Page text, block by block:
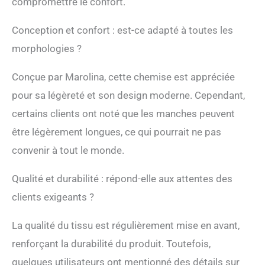
Conception et confort : est-ce adapté à toutes les
morphologies ?
Conçue par Marolina, cette chemise est appréciée
pour sa légèreté et son design moderne. Cependant,
certains clients ont noté que les manches peuvent
être légèrement longues, ce qui pourrait ne pas
convenir à tout le monde.
Qualité et durabilité : répond-elle aux attentes des
clients exigeants ?
La qualité du tissu est régulièrement mise en avant,
renforçant la durabilité du produit. Toutefois,
quelques utilisateurs ont mentionné des détails sur